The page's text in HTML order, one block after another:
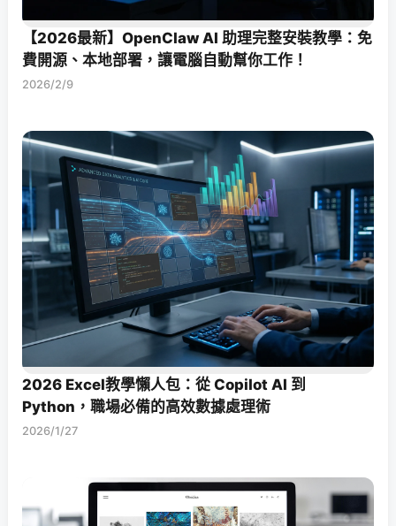
【2026最新】OpenClaw AI 助理完整安裝教學：免
費開源、本地部署，讓電腦自動幫你工作！
2026/2/9
2026 Excel教學懶人包：從 Copilot AI 到
Python，職場必備的高效數據處理術
2026/1/27